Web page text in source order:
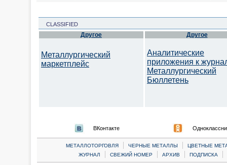
CLASSIFIED
Другое
Металлургический
маркетплейс
Другое
Аналитические
приложения к
Металлургический
Бюллетень
ВКонтакте
МЕТАЛЛОТОРГОВЛЯ | ЧЕРНЫЕ МЕТАЛЛЫ |
ЦВЕТНЫЕ
ЖУРНАЛ
| СВЕЖИЙ НОМЕР | АРХИВ | ПОДПИСКА |